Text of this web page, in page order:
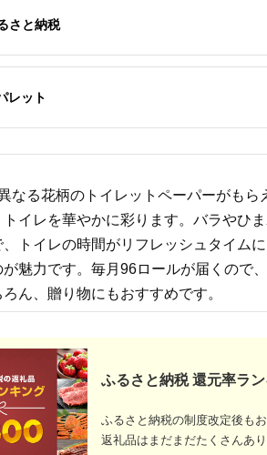
[BQAD010]
用品 エコ 防災 備蓄
消耗品 生活雑貨 生活
需品
知安町
【2026年版】楽天ふるさと
納税 還元率ランキング｜高
還元率返礼品をジャンル別
に比較
さと納税
レット
なる花柄のトイレットペーパーがも
イレを華やかに彩ります。バラやひ
トイレの時間がリフレッシュタイム
魅力です。毎月96ロールが届くので
ん、贈り物にもおすすめです。
ふるさと納税 還元率ラ
ふるさと納税の制度改定後も
返礼品はまだまだたくさんあり